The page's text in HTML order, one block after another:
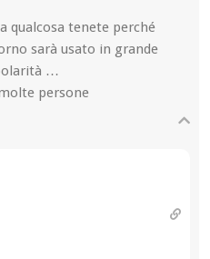
qualcosa tenete perché
sarà usato in grande
…
persone